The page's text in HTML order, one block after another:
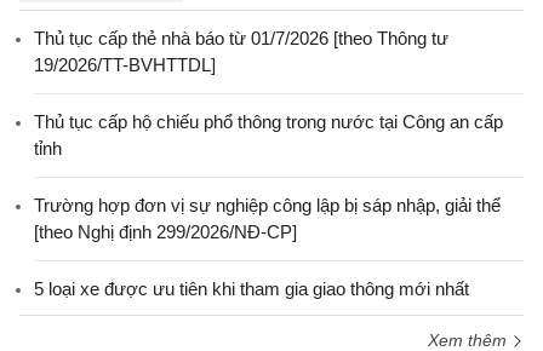
Thủ tục cấp thẻ nhà báo từ 01/7/2026 [theo Thông tư
19/2026/TT-BVHTTDL]
Thủ tục cấp hộ chiếu phổ thông trong nước tại Công an cấp
tỉnh
Trường hợp đơn vị sự nghiệp công lập bị sáp nhập, giải thể
[theo Nghị định 299/2026/NĐ-CP]
5 loại xe được ưu tiên khi tham gia giao thông mới nhất
Xem thêm